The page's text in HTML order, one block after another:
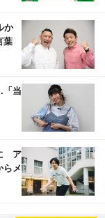
か
葉
「当
ア
メ